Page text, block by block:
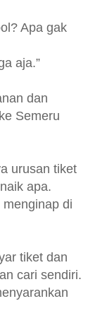
Apa gak
aja.”
dan
Semeru
urusan tiket
apa.
di
tiket dan
cari sendiri.